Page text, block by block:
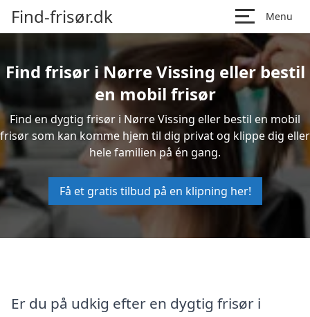
Find-frisør.dk Menu
Find frisør i Nørre Vissing eller bestil
en mobil frisør
Find en dygtig frisør i Nørre Vissing eller bestil en mobil
frisør som kan komme hjem til dig privat og klippe dig eller
hele familien på én gang.
Få et gratis tilbud på en klipning her!
Er du på udkig efter en dygtig frisør i